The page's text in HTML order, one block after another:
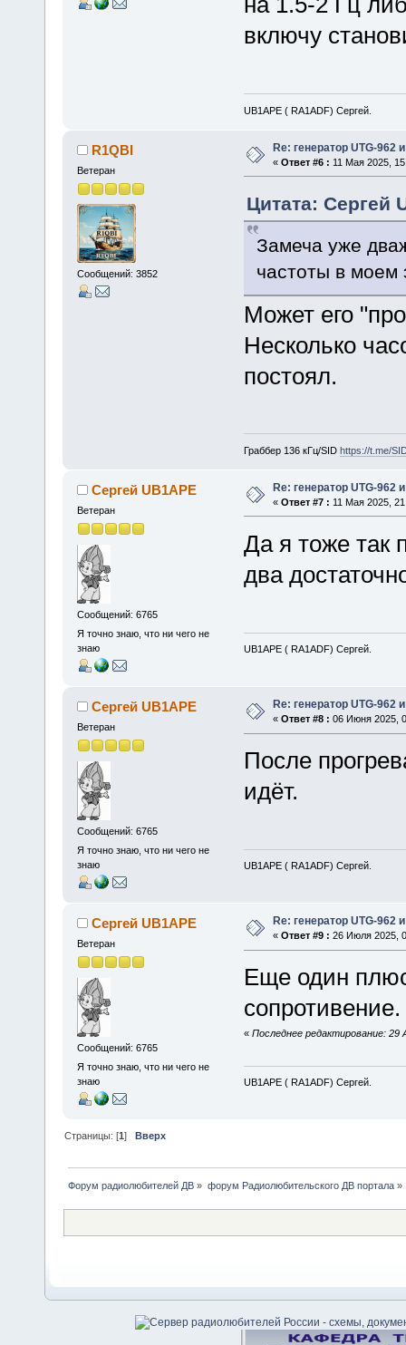
включу
UB1APE ( RA1ADF) Сергей.
R1QBI
Ветеран
Сообщений: 3852
Re: генератор UTG-962
« Ответ #6 : 11 Мая 2025,
Цитата: Сергей
Замеча уже
частоты в моем
Может его
Несколько
постоял.
Граббер 136 кГц/SID https://t.me/
Сергей UB1APE
Ветеран
Сообщений: 6765
Я точно знаю, что ни чего не
знаю
Re: генератор UTG-962
« Ответ #7 : 11 Мая 2025,
Да я тоже так
два
UB1APE ( RA1ADF) Сергей.
Сергей UB1APE
Ветеран
Сообщений: 6765
Я точно знаю, что ни чего не
знаю
Re: генератор UTG-962
« Ответ #8 : 06 Июня 2025,
После
идёт.
UB1APE ( RA1ADF) Сергей.
Сергей UB1APE
Ветеран
Сообщений: 6765
Я точно знаю, что ни чего не
знаю
Re: генератор UTG-962
« Ответ #9 : 26 Июля 2025,
Еще один
« Последнее редактирование: 29
UB1APE ( RA1ADF) Сергей.
Страницы: [1]Вверх
Форум радиолюбителей ДВ » форум Радиолюбительского ДВ портала»